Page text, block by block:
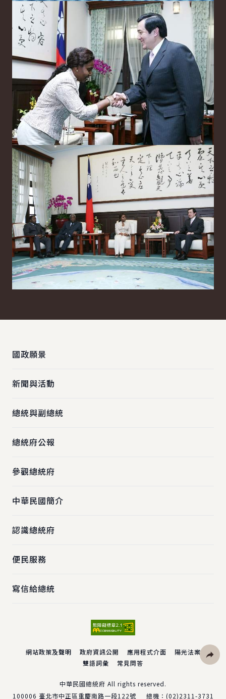
國政願景
新聞與活動
總統與副總統
總統府公報
參觀總統府
中華民國簡介
認識總統府
便民服務
寫信給總統
網站政策及聲明 政府資訊公開 應用程式介面
陽光法案
雙語詞彙
常見問答
中華民國總統府 All rights reserved.
100006 臺北市中正區重慶南路一段122號 總機： (02)2311-3731